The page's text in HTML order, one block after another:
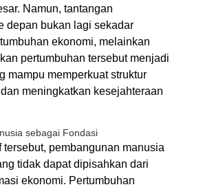
Namun, tantangan
depan bukan lagi sekadar
ekonomi, melainkan
pertumbuhan tersebut menjadi
mampu memperkuat struktur
meningkatkan kesejahteraan
sebagai Fondasi
tersebut, pembangunan manusia
tidak dapat dipisahkan dari
ekonomi. Pertumbuhan